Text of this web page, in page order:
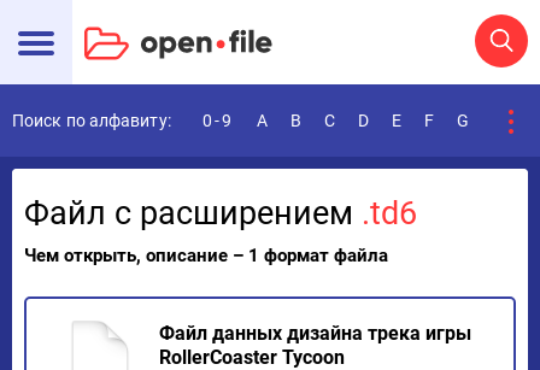
Поиск по алфавиту: 0-9 A B C D E F G
Файл с расширением .td6
Чем открыть, описание – 1 формат файла
Файл данных дизайна трека игры
RollerCoaster Tycoon